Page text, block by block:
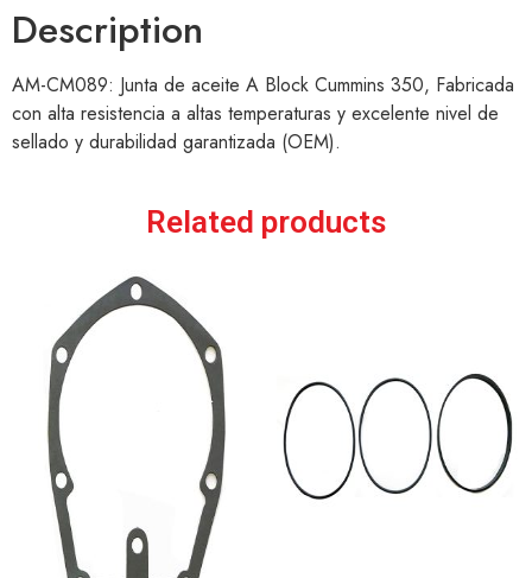
Description
AM-CM089: Junta de aceite A Block Cummins 350, Fabricada
con alta resistencia a altas temperaturas y excelente nivel de
sellado y durabilidad garantizada (OEM).
Related products